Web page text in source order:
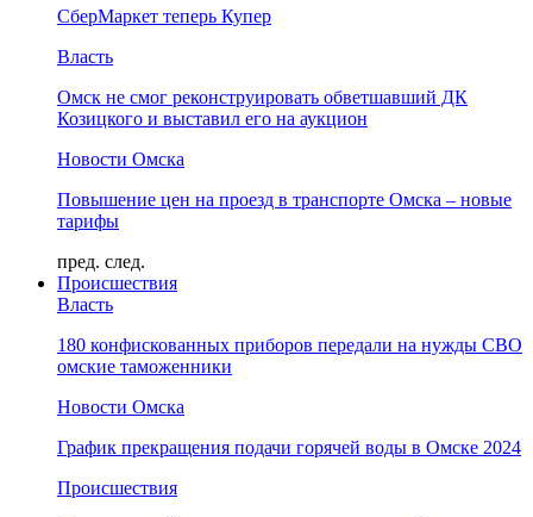
СберМаркет теперь Купер
Власть
Омск не смог реконструировать обветшавший ДК
Козицкого и выставил его на аукцион
Новости Омска
Повышение цен на проезд в транспорте Омска – новые
тарифы
пред. след.
Происшествия
Власть
180 конфискованных приборов передали на нужды СВО
омские таможенники
Новости Омска
График прекращения подачи горячей воды в Омске 2024
Происшествия